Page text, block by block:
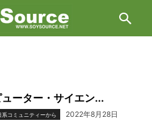
ューター・サイエン...
系コミュニティーから 2022年8月28日